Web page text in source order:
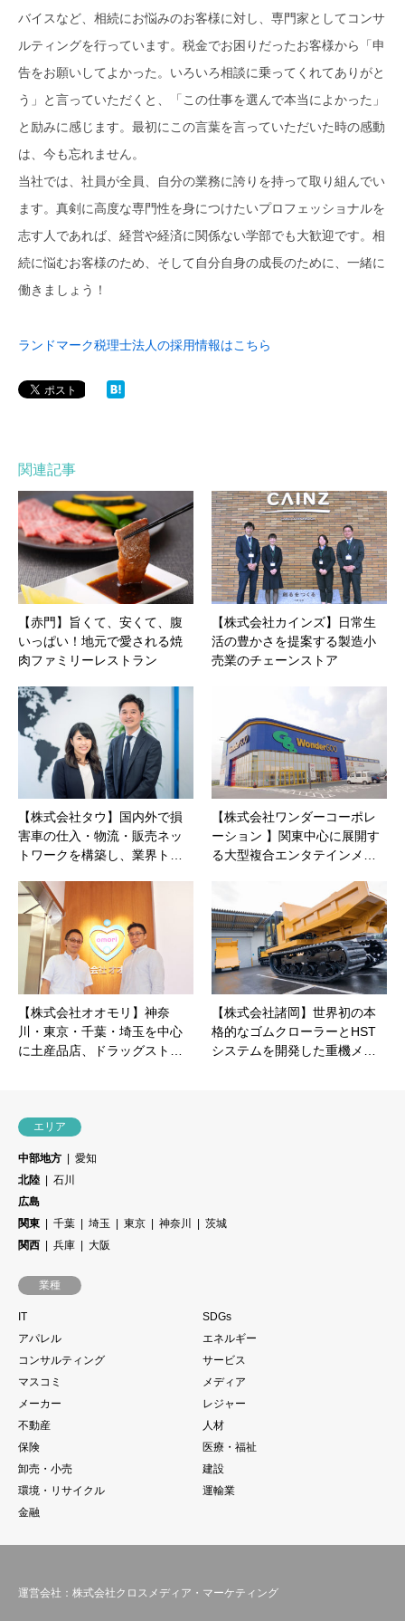
バイスなど、相続にお悩みのお客様に対し、専門家としてコンサ
ルティングを行っています。税金でお困りだったお客様から「申
告をお願いしてよかった。いろいろ相談に乗ってくれてありがと
う」と言っていただくと、「この仕事を選んで本当によかった」
と励みに感じます。最初にこの言葉を言っていただいた時の感動
は、今も忘れません。
当社では、社員が全員、自分の業務に誇りを持って取り組んでい
ます。真剣に高度な専門性を身につけたいプロフェッショナルを
志す人であれば、経営や経済に関係ない学部でも大歓迎です。相
続に悩むお客様のため、そして自分自身の成長のために、一緒に
働きましょう！
ランドマーク税理士法人の採用情報はこちら
関連記事
【赤門】旨くて、安くて、腹
いっぱい！地元で愛される焼
肉ファミリーレストラン
【株式会社カインズ】日常生
活の豊かさを提案する製造小
売業のチェーンストア
【株式会社タウ】国内外で損
害車の仕入・物流・販売ネッ
トワークを構築し、業界ト…
【株式会社ワンダーコーポレ
ーション 】関東中心に展開す
る大型複合エンタテインメ…
【株式会社オオモリ】神奈
川・東京・千葉・埼玉を中心
に土産品店、ドラッグスト…
【株式会社諸岡】世界初の本
格的なゴムクローラーとHST
システムを開発した重機メ…
エリア
中部地方
愛知
北陸
石川
広島
関東
千葉 埼玉 東京 神奈川
茨城
関西
兵庫 大阪
業種
IT
SDGs
アパレル
エネルギー
コンサルティング
サービス
マスコミ
メディア
メーカー
レジャー
不動産
人材
保険
医療・福祉
卸売・小売
建設
環境・リサイクル
運輸業
金融
運営会社：株式会社クロスメディア・マーケティング